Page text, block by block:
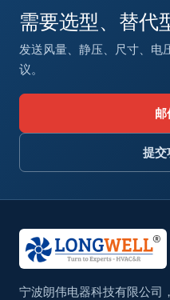
需要选型、替代
发送风量、静压、尺寸、电
议。
邮
提交
宁波朗伟电器科技有限公司